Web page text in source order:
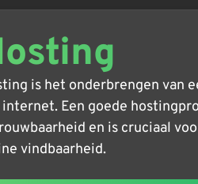
is het onderbrengen van
Een goede
en is cruciaal
vindbaarheid.